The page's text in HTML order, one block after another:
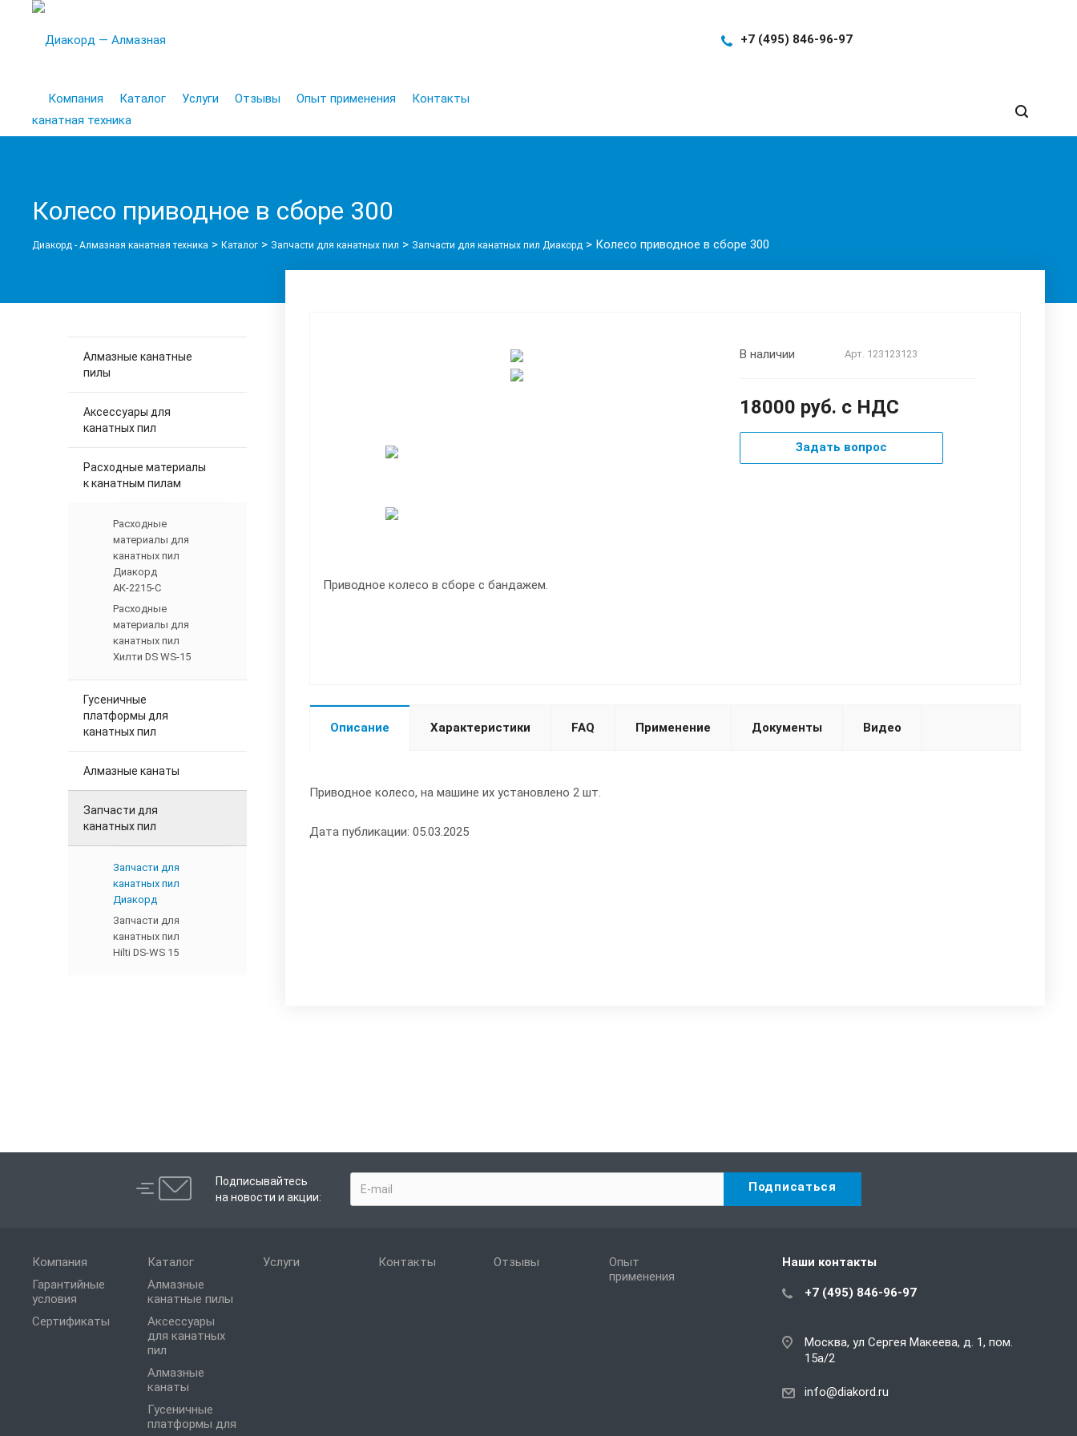
+7 (495) 846-96-97
Компания Каталог Услуги Отзывы Опыт применения Контакты
Колесо приводное в сборе 300
Диакорд - Алмазная канатная техника > Каталог > Запчасти для канатных пил > Запчасти для канатных пил Диакорд > Колесо приводное в сборе 300
В наличии Арт. 123123123
18000 руб. с НДС
Задать вопрос
Приводное колесо в сборе с бандажем.
Описание Характеристики FAQ Применение Документы Видео
Приводное колесо, на машине их установлено 2 шт.
Дата публикации: 05.03.2025
Алмазные канатные
пилы
Аксессуары для
канатных пил
Расходные материалы
к канатным пилам
Расходные
материалы для
канатных пил
Диакорд
АК-2215-С
Расходные
материалы для
канатных пил
Хилти DS WS-15
Гусеничные
платформы для
канатных пил
Алмазные канаты
Запчасти для
канатных пил
Запчасти для
канатных пил
Диакорд
Запчасти для
канатных пил
Hilti DS-WS 15
Подписывайтесь
на новости и акции:
Компания
Гарантийные
условия
Сертификаты
Каталог
Алмазные
канатные пилы
Аксессуары
для канатных
пил
Алмазные
канаты
Гусеничные
платформы для
Услуги Контакты Отзывы
Опыт
применения
Наши контакты
+7 (495) 846-96-97
Москва, ул Сергея Макеева, д. 1, пом.
15а/2
info@diakord.ru